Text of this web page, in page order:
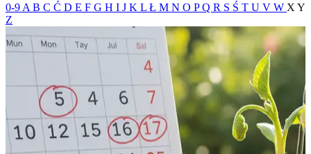
0-9 A B C Ć D E F G H I J K L Ł M N O PQ R S Ś T U V W X Y
Z